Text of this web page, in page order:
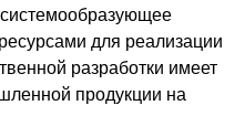
для реализации
разработки имеет
продукции на